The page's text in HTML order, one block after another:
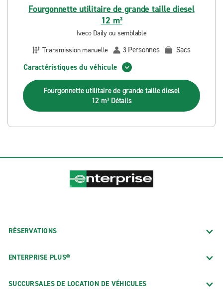
Fourgonnette utilitaire de grande taille diesel
12 m³
Iveco Daily ou semblable
Transmission manuelle
3 Personnes
Sacs
Caractéristiques du véhicule
Fourgonnette utilitaire de grande taille diesel
12 m³ Détails
RÉSERVATIONS
ENTERPRISE PLUS®
SUCCURSALES DE LOCATION DE VÉHICULES